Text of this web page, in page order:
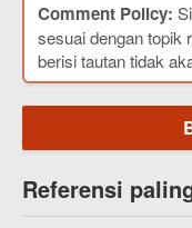
Comment Policy:
sesuai dengan topik
berisi tautan tidak
Referensi